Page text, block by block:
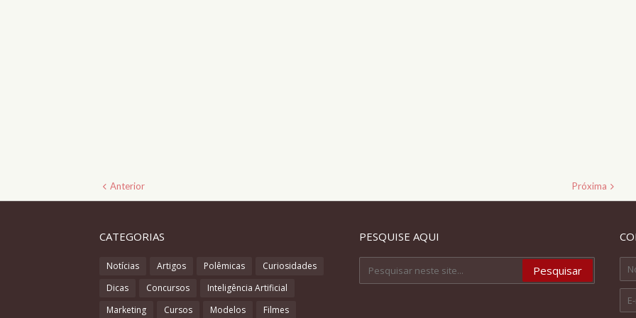
Anterior Próxima
CATEGORIAS
Notícias Artigos Polêmicas
Curiosidades
Dicas
Concursos
Inteligência Artificial
Marketing
Cursos Modelos Filmes
PESQUISE AQUI